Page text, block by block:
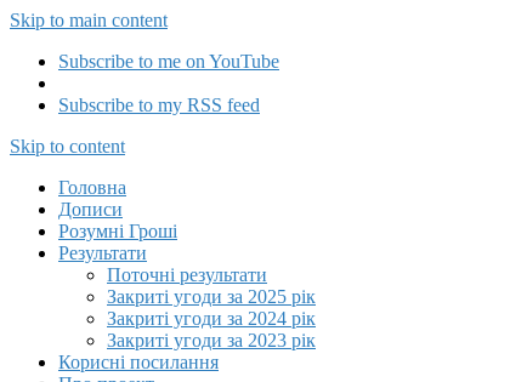
Skip to main content
Subscribe to me on YouTube
Subscribe to my RSS feed
Capitalizator UA
Skip to content
Головна
Дописи
Розумні Гроші
Результати
Поточні результати
Закриті угоди за 2025 рік
Закриті угоди за 2024 рік
Закриті угоди за 2023 рік
Корисні посилання